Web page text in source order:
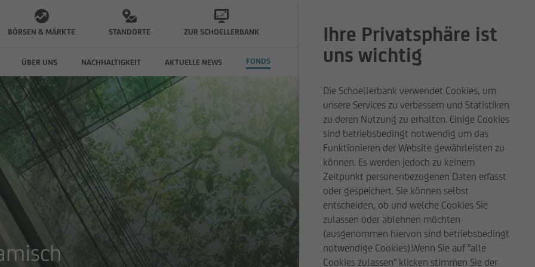
BÖRSEN & MÄRKTE STANDORTE ZUR SCHOELLERBANK SUCHE ONLINE BANKING
ÜBER UNS
STANDORT
NACHHALTIGKEIT
INNOVATIVES
INVESTMENTKONZEPT
UC ESG HUB
AKTUELLE NEWS
UNSERE AWARDS
FONDS
SCHOELLERBANK INVEST
FONDSÜBERSICHT ÖSTERREICH
SCHOELLERBANK INVEST
FONDSÜBERSICHT DEUTSCHLAND
Ihre Privatsphäre ist
uns wichtig
Die Schoellerbank verwendet Cookies, um
unsere Services zu verbessern und Statistiken
zu deren Nutzung zu erhalten. Einige Cookies
sind betriebsbedingt notwendig um das
Funktionieren der Website gewährleisten zu
können. Es werden jedoch zu keinem
Zeitpunkt personenbezogenen Daten erfasst
oder gespeichert. Sie können selbst
entscheiden, ob und welche Cookies Sie
zulassen oder ablehnen möchten
(ausgenommen hiervon sind betriebsbedingt
notwendige Cookies).Wenn Sie auf "alle
Cookies zulassen" klicken stimmen Sie der